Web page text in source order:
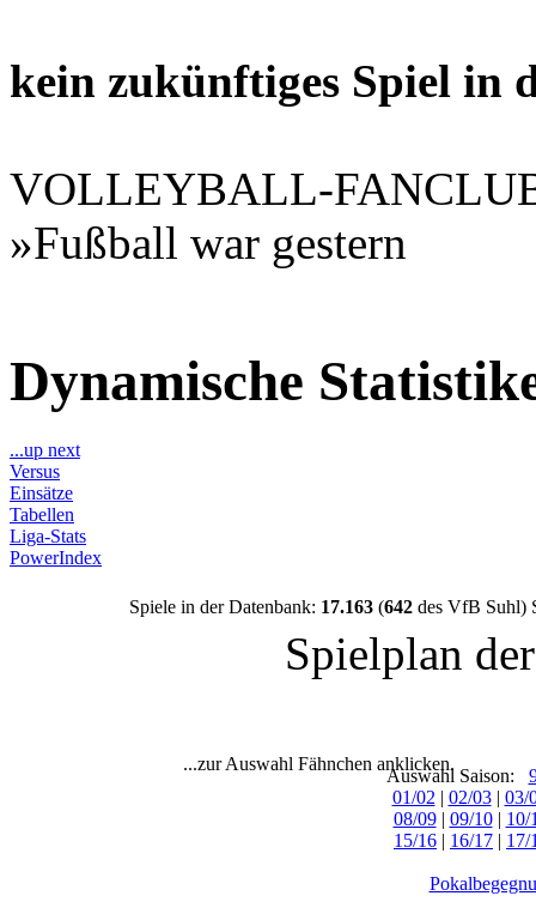
kein zukünftiges Spiel in
VOLLEYBALL-
»Fußball war gestern
Dynamische
...up next
Versus
Einsätze
Tabellen
Liga-Stats
PowerIndex
Spiele in der Datenbank: 17.163(642des VfB Suhl)
Spielplan
...zur Auswahl Fähnchen anklicken.
Auswahl Saison:
01/02 | 02/03| 03/
08/09| 09/10| 10/
15/16 | 16/17 | 17/